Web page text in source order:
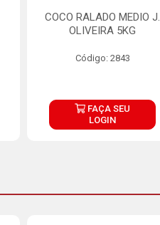
COCO RALADO MEDIO J.
OLIVEIRA 5KG
Código: 2843
FAÇA SEU
LOGIN